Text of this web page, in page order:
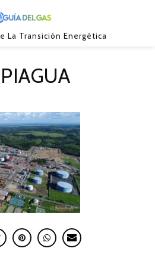
La Transición Energética